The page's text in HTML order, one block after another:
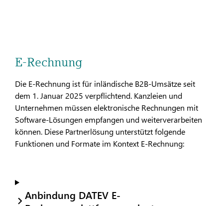
E-Rechnung
Die E-Rechnung ist für inländische B2B-Umsätze seit
dem 1. Januar 2025 verpflichtend. Kanzleien und
Unternehmen müssen elektronische Rechnungen mit
Software-Lösungen empfangen und weiterverarbeiten
können. Diese Partnerlösung unterstützt folgende
Funktionen und Formate im Kontext E-Rechnung:
Anbindung DATEV E-